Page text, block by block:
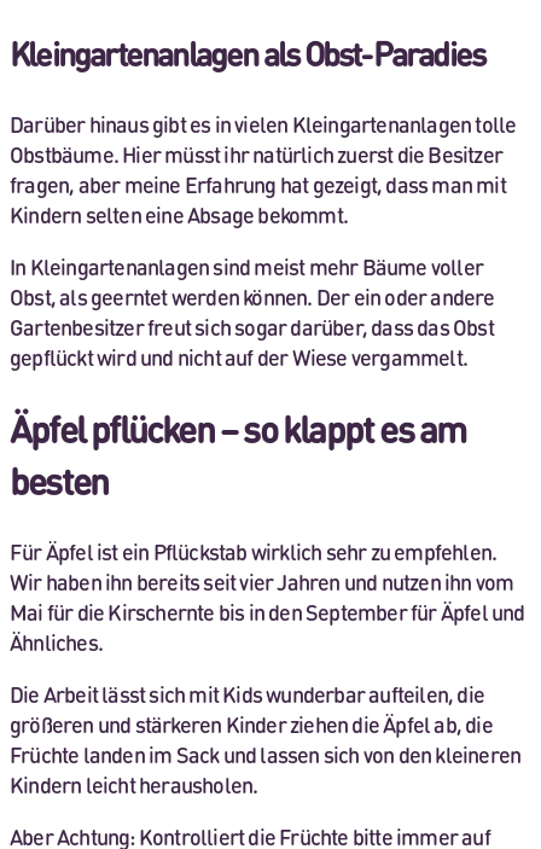
Kleingartenanlagen als Obst-Paradies
Darüber hinaus gibt es in vielen Kleingartenanlagen tolle
Obstbäume. Hier müsst ihr natürlich zuerst die Besitzer
fragen, aber meine Erfahrung hat gezeigt, dass man mit
Kindern selten eine Absage bekommt.
In Kleingartenanlagen sind meist mehr Bäume voller
Obst, als geerntet werden können. Der ein oder andere
Gartenbesitzer freut sich sogar darüber, dass das Obst
gepflückt wird und nicht auf der Wiese vergammelt.
Äpfel pflücken – so klappt es am
besten
Für Äpfel ist ein Pflückstab wirklich sehr zu empfehlen.
Wir haben ihn bereits seit vier Jahren und nutzen ihn vom
Mai für die Kirschernte bis in den September für Äpfel und
Ähnliches.
Die Arbeit lässt sich mit Kids wunderbar aufteilen, die
größeren und stärkeren Kinder ziehen die Äpfel ab, die
Früchte landen im Sack und lassen sich von den kleineren
Kindern leicht herausholen.
Aber Achtung: Kontrolliert die Früchte bitte immer auf